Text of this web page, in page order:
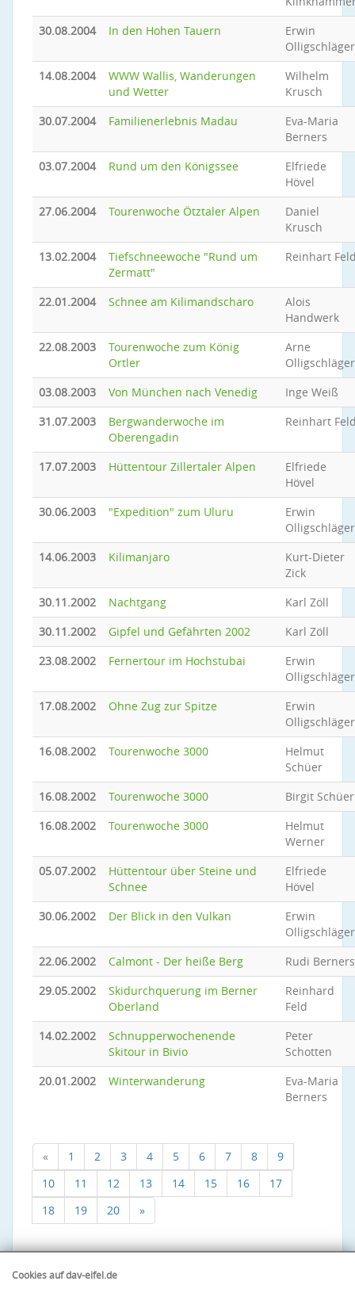
30.08.2004
In den Hohen Tauern
Erwin
Olligschläger
14.08.2004
WWW Wallis, Wanderungen
und Wetter
Wilhelm
Krusch
30.07.2004
Familienerlebnis Madau
Eva-Maria
Berners
03.07.2004
Rund um den Königssee
Elfriede
Hövel
27.06.2004
Tourenwoche Ötztaler Alpen
Daniel
Krusch
13.02.2004
Tiefschneewoche "Rund um
Zermatt"
Reinhart
22.01.2004 Schnee am Kilimandscharo
Alois
Handwerk
22.08.2003
Tourenwoche zum König
Ortler
Arne
Olligschläger
03.08.2003
Von München nach Venedig
Inge Weiß
31.07.2003
Bergwanderwoche im
Oberengadin
Reinhart
17.07.2003 Hüttentour Zillertaler Alpen
Elfriede
Hövel
30.06.2003
"Expedition" zum Uluru
Erwin
Olligschläger
14.06.2003
Kilimanjaro
Kurt-Dieter
Zick
30.11.2002
Nachtgang
Karl Zöll
30.11.2002
Gipfel und Gefährten 2002
Karl Zöll
23.08.2002
Fernertour im Hochstubai
Erwin
Olligschläger
17.08.2002
Ohne Zug zur Spitze
Erwin
Olligschläger
16.08.2002
Tourenwoche 3000
Helmut
Schüer
16.08.2002
Tourenwoche 3000
Birgit Schüer
16.08.2002
Tourenwoche 3000
Helmut
Werner
05.07.2002
Hüttentour über Steine und
Schnee
Elfriede
Hövel
30.06.2002
Der Blick in den Vulkan
Erwin
Olligschläger
22.06.2002
Calmont - Der heiße Berg
Rudi Berners
29.05.2002
Skidurchquerung im Berner
Oberland
Reinhard
Feld
14.02.2002
Schnupperwochenende
Skitour in Bivio
Peter
Schotten
20.01.2002
Winterwanderung
Eva-Maria
Berners
« 1 2 3 4 5 6 7 8
9
10
11 12 13 14 15 16
17
18
19 20 »
Cookies auf dav-eifel.de